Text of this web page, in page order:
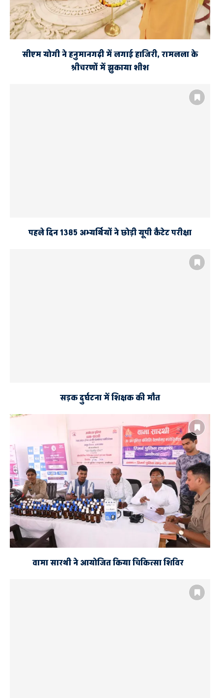
सीएम योगी ने हनुमानगढ़ी में लगाई हाजिरी, रामलला के
श्रीचरणों में झुकाया शीश
पहले दिन 1385 अभ्यर्थियों ने छोड़ी यूपी कैटेट परीक्षा
सड़क दुर्घटना में शिक्षक की मौत
वामा सारथी ने आयोजित किया चिकित्सा शिविर